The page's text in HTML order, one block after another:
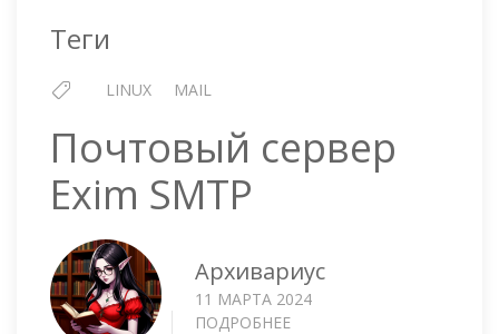
Теги
LINUX MAIL
Почтовый сервер
Exim SMTP
Архивариус
11 МАРТА 2024
ПОДРОБНЕЕ